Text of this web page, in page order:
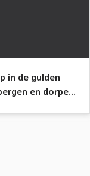
in de gulden
en dorpen